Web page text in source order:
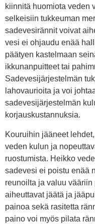
kiinnitä huomiota veden
selkeisiin tukkeuman
sadevesirännit voivat
vesi ei ohjaudu enää
päätyen kastelmaan
ikkunanpuitteet tai
Sadevesijärjestelmän
lahovaurioita ja voi
sadevesijärjestelmän
korjauskustannuksia.
Kouruihin jääneet
veden kulun ja
ruostumista. Heikko
sadevesi ei poistu enää
reunoilta ja valuu
aiheuttavat jäätä ja
painoa sekä rasitetta
paino voi myös pilata